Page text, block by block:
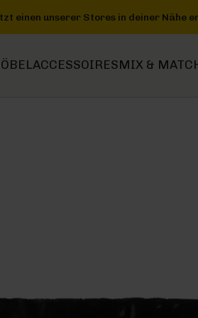
-Zum Storefinder++++++
ACCESSOIRESMIX &